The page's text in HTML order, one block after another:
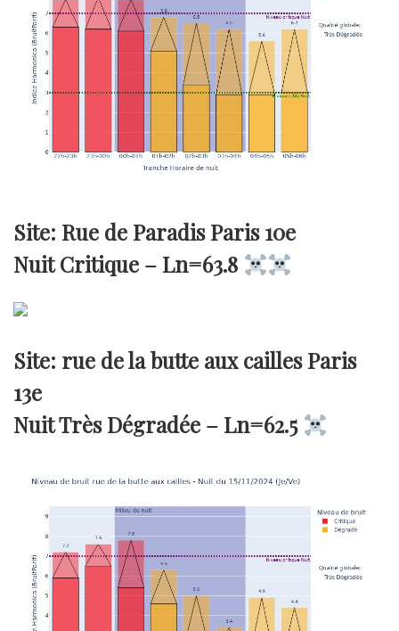
Site: Rue de Paradis Paris 10e
Nuit Critique – Ln=63.8
Site: rue de la butte aux cailles Paris
13e
Nuit Très Dégradée – Ln=62.5